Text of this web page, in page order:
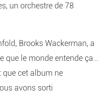
un orchestre de 78
Brooks Wackerman, a
que le monde entende ça…
que cet album ne
avons sorti